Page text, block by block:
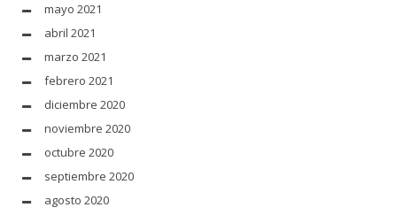
mayo 2021
abril 2021
marzo 2021
febrero 2021
diciembre 2020
noviembre 2020
octubre 2020
septiembre 2020
agosto 2020